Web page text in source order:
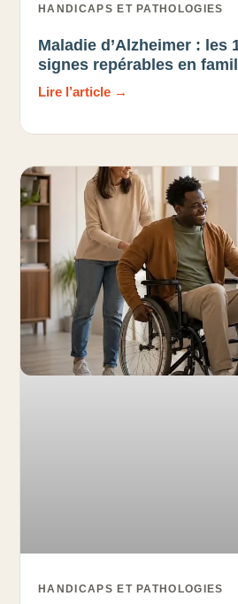
HANDICAPS ET PATHOLOGIES
Maladie d’Alzheimer : les
signes repérables en
Lire l’article →
HANDICAPS ET PATHOLOGIES